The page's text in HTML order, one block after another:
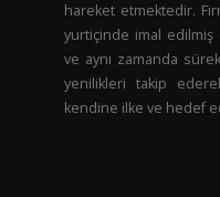
hareket etmektedir.
yurtiçinde imal edilmiş
ve aynı zamanda
yenilikleri takip
kendine ilke ve hedef